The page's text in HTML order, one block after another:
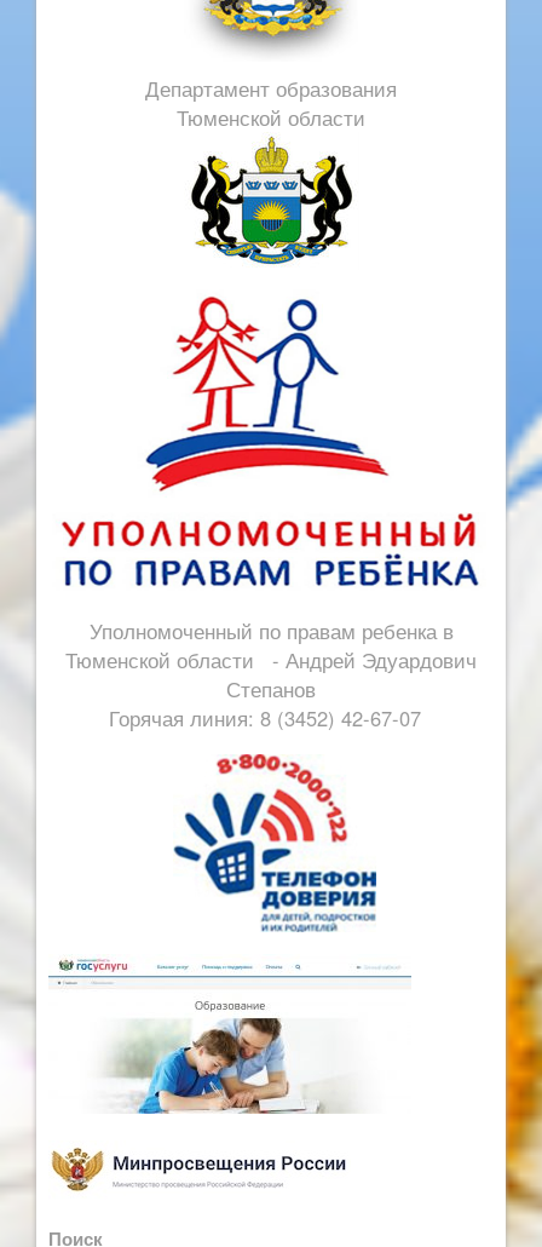
Департамент образования
Тюменской области
Уполномоченный по правам ребенка в
Тюменской области - Андрей Эдуардович
Степанов
Горячая линия: 8 (3452) 42-67-07
Поиск